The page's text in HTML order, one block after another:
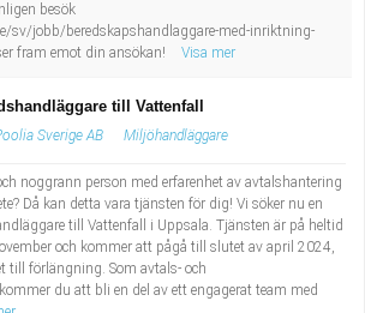
besök
sv/jobb/beredskapshandlaggare-med-inriktning-
fram emot din ansökan!
Visa mer
till Vattenfall
Sverige AB Miljöhandläggare
noggrann person med erfarenhet av avtalshantering
Då kan detta vara tjänsten för dig! Vi söker nu en
till Vattenfall i Uppsala. Tjänsten är på heltid
och kommer att pågå till slutet av april 2024,
till förlängning. Som avtals- och
du att bli en del av ett engagerat team med